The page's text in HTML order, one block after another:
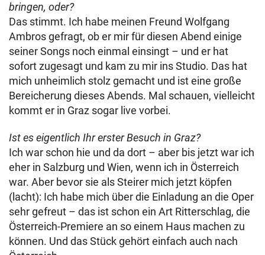
bringen, oder?
Das stimmt. Ich habe meinen Freund Wolfgang
Ambros gefragt, ob er mir für diesen Abend einige
seiner Songs noch einmal einsingt – und er hat
sofort zugesagt und kam zu mir ins Studio. Das hat
mich unheimlich stolz gemacht und ist eine große
Bereicherung dieses Abends. Mal schauen, vielleicht
kommt er in Graz sogar live vorbei.
Ist es eigentlich Ihr erster Besuch in Graz?
Ich war schon hie und da dort – aber bis jetzt war ich
eher in Salzburg und Wien, wenn ich in Österreich
war. Aber bevor sie als Steirer mich jetzt köpfen
(lacht): Ich habe mich über die Einladung an die Oper
sehr gefreut – das ist schon ein Art Ritterschlag, die
Österreich-Premiere an so einem Haus machen zu
können. Und das Stück gehört einfach auch nach